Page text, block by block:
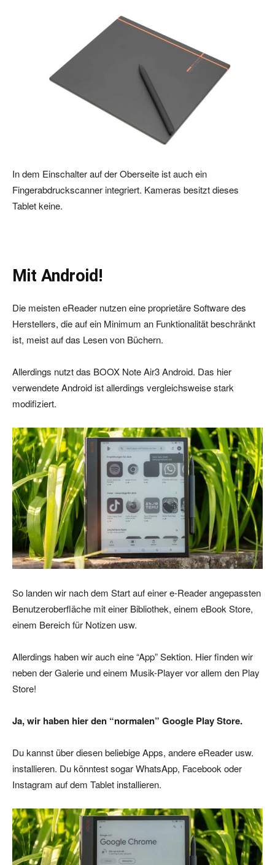
In dem Einschalter auf der Oberseite ist auch ein
Fingerabdruckscanner integriert. Kameras besitzt dieses
Tablet keine.
Mit Android!
Die meisten eReader nutzen eine proprietäre Software des
Herstellers, die auf ein Minimum an Funktionalität beschränkt
ist, meist auf das Lesen von Büchern.
Allerdings nutzt das BOOX Note Air3 Android. Das hier
verwendete Android ist allerdings vergleichsweise stark
modifiziert.
So landen wir nach dem Start auf einer e-Reader angepassten
Benutzeroberfläche mit einer Bibliothek, einem eBook Store,
einem Bereich für Notizen usw.
Allerdings haben wir auch eine “App” Sektion. Hier finden wir
neben der Galerie und einem Musik-Player vor allem den Play
Store!
Ja, wir haben hier den “normalen” Google Play Store.
Du kannst über diesen beliebige Apps, andere eReader usw.
installieren. Du könntest sogar WhatsApp, Facebook oder
Instagram auf dem Tablet installieren.